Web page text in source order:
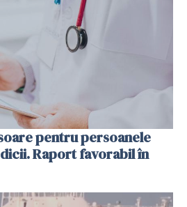
pentru persoanele
Raport favorabil în